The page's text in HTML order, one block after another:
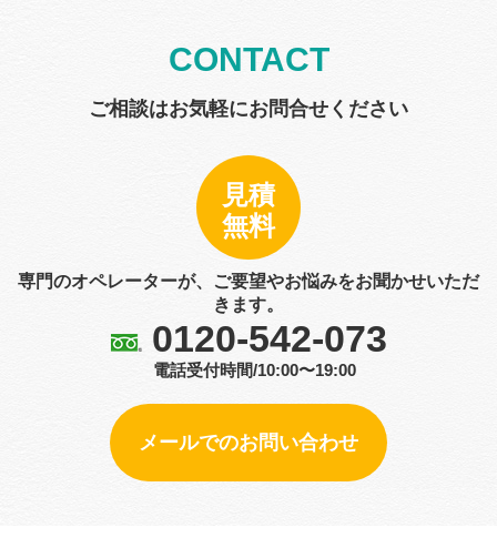
CONTACT
ご相談はお気軽にお問合せください
見積
無料
専門のオペレーターが、ご要望やお悩みをお聞かせいただ
きます。
0120-542-073
電話受付時間/10:00〜19:00
メールでのお問い合わせ